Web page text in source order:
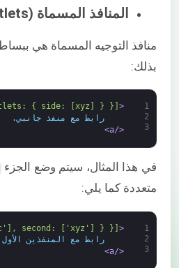
المنافذ المسماة (Named Outlets)
منافذ التوجيه المسماة هي
بذلك:
1
2
3
<a
{ side: [xyz] } }]"
رابط مع منفذ جانبي.
</a>
في هذا المثال، سيتم وضع الجزء
متعددة كما يلي:
1
2
3
<a
second: ['xyz'] } }]"
رابط مع المنفذين الأول
</a>